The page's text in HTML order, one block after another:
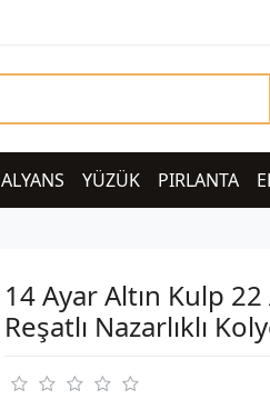
ALYANS YÜZÜK PIRLANTA
14 Ayar Altın Kulp 22
Reşatlı Nazarlıklı